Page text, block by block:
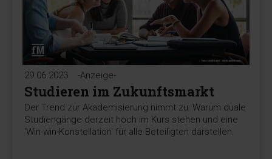
29.06.2023 -Anzeige-
Studieren im Zukunftsmarkt
Der Trend zur Akademisierung nimmt zu: Warum duale
Studiengänge derzeit hoch im Kurs stehen und eine
'Win-win-Konstellation' für alle Beteiligten darstellen.